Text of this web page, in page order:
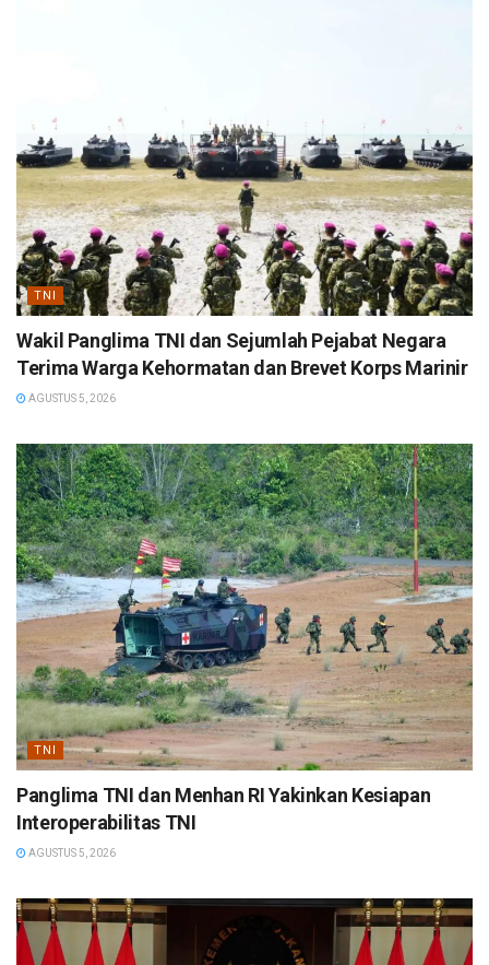
TNI
Wakil Panglima TNI dan Sejumlah Pejabat Negara
Terima Warga Kehormatan dan Brevet Korps Marinir
AGUSTUS 5, 2026
TNI
Panglima TNI dan Menhan RI Yakinkan Kesiapan
Interoperabilitas TNI
AGUSTUS 5, 2026